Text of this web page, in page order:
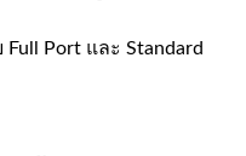
Port และ Standard